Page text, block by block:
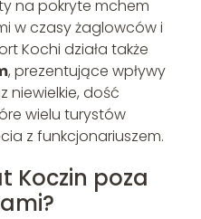
na pokryte mchem
w czasy żaglowców i
Kochi działa także
, prezentujące wpływy
niewielkie, dość
wielu turystów
z funkcjonariuszem.
Koczin poza